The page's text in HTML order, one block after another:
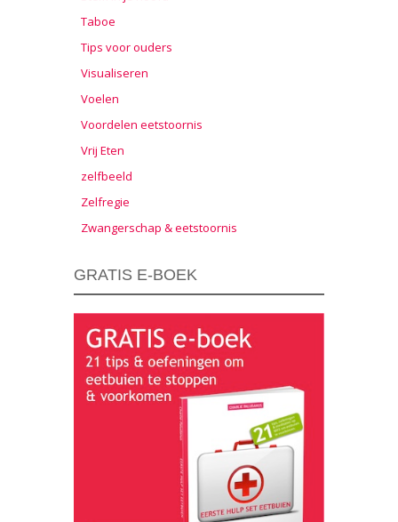
Taboe
Tips voor ouders
Visualiseren
Voelen
Voordelen eetstoornis
Vrij Eten
zelfbeeld
Zelfregie
Zwangerschap & eetstoornis
GRATIS E-BOEK